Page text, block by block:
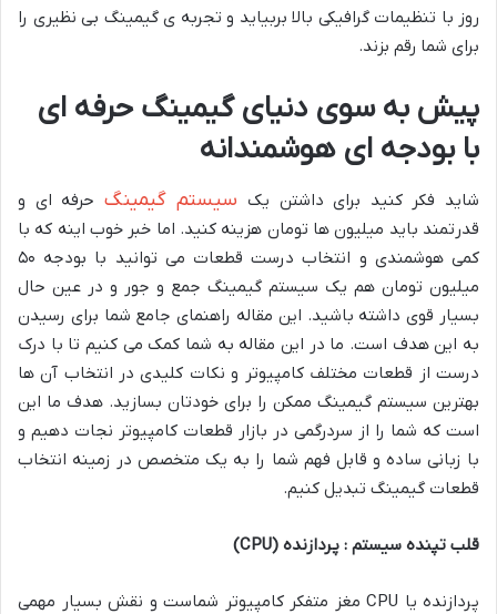
روز با تنظیمات گرافیکی بالا بربیاید و تجربه ی گیمینگ بی نظیری را
برای شما رقم بزند.
پیش به سوی دنیای گیمینگ حرفه ای
با بودجه ای هوشمندانه
شاید فکر کنید برای داشتن یک سیستم گیمینگ حرفه ای و
قدرتمند باید میلیون ها تومان هزینه کنید. اما خبر خوب اینه که با
کمی هوشمندی و انتخاب درست قطعات می توانید با بودجه ۵۰
میلیون تومان هم یک سیستم گیمینگ جمع و جور و در عین حال
بسیار قوی داشته باشید. این مقاله راهنمای جامع شما برای رسیدن
به این هدف است. ما در این مقاله به شما کمک می کنیم تا با درک
درست از قطعات مختلف کامپیوتر و نکات کلیدی در انتخاب آن ها
بهترین سیستم گیمینگ ممکن را برای خودتان بسازید. هدف ما این
است که شما را از سردرگمی در بازار قطعات کامپیوتر نجات دهیم و
با زبانی ساده و قابل فهم شما را به یک متخصص در زمینه انتخاب
قطعات گیمینگ تبدیل کنیم.
قلب تپنده سیستم : پردازنده (CPU)
پردازنده یا CPU مغز متفکر کامپیوتر شماست و نقش بسیار مهمی